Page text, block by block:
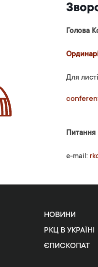
Голова
Для
Питання
e-mail:
НОВИНИ
РКЦ В УКРАЇНІ
ЄПИСКОПАТ